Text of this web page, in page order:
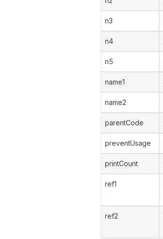
n3
n4
n5
name1
name2
parentCode
preventUsage
printCount
ref1
ref2